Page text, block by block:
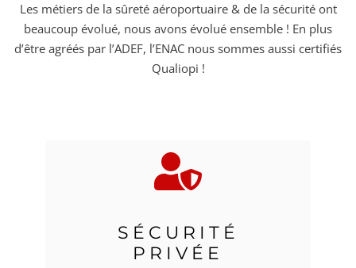
Les métiers de la sûreté aéroportuaire & de la sécurité ont
beaucoup évolué, nous avons évolué ensemble ! En plus
d’être agréés par l’ADEF, l’ENAC nous sommes aussi certifiés
Qualiopi !
SÉCURITÉ
PRIVÉE